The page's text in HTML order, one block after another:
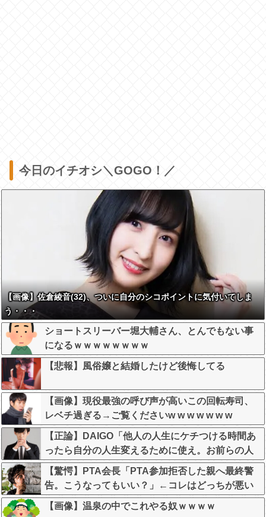
今日のイチオシ＼GOGO！／
【画像】佐倉綾音(32)、ついに自分のシコポイントに気付いてしま
う・・・
ショートスリーバー堀大輔さん、とんでもない事
になるｗｗｗｗｗｗｗｗ
【悲報】風俗嬢と結婚したけど後悔してる
【画像】現役最強の呼び声が高いこの回転寿司、
レベチ過ぎる→ご覧くださいw w w w w w w
【正論】DAIGO「他人の人生にケチつける時間あ
ったら自分の人生変えるために使え。お前らの人
生が終わってることは変わらんぞ」
【驚愕】PTA会長「PTA参加拒否した親へ最終警
告。こうなってもいい？」←コレはどっちが悪い
のか？大論争が巻き起こってしまう…
【画像】温泉の中でこれやる奴ｗｗｗｗ